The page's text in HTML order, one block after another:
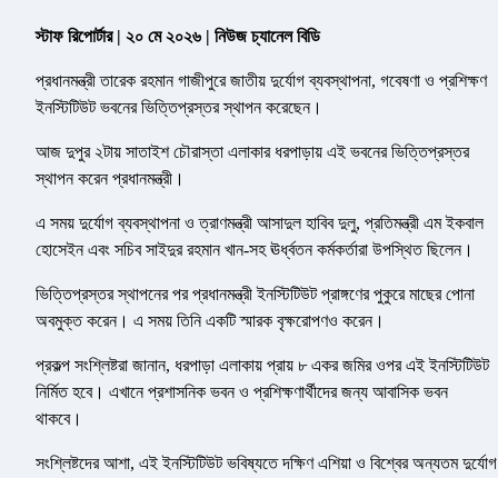
স্টাফ রিপোর্টার | ২০ মে ২০২৬ | নিউজ চ্যানেল বিডি
প্রধানমন্ত্রী তারেক রহমান গাজীপুরে জাতীয় দুর্যোগ ব্যবস্থাপনা, গবেষণা ও প্রশিক্ষণ
ইনস্টিটিউট ভবনের ভিত্তিপ্রস্তর স্থাপন করেছেন।
আজ দুপুর ২টায় সাতাইশ চৌরাস্তা এলাকার ধরপাড়ায় এই ভবনের ভিত্তিপ্রস্তর
স্থাপন করেন প্রধানমন্ত্রী।
এ সময় দুর্যোগ ব্যবস্থাপনা ও ত্রাণমন্ত্রী আসাদুল হাবিব দুলু, প্রতিমন্ত্রী এম ইকবাল
হোসেইন এবং সচিব সাইদুর রহমান খান-সহ ঊর্ধ্বতন কর্মকর্তারা উপস্থিত ছিলেন।
ভিত্তিপ্রস্তর স্থাপনের পর প্রধানমন্ত্রী ইনস্টিটিউট প্রাঙ্গণের পুকুরে মাছের পোনা
অবমুক্ত করেন। এ সময় তিনি একটি স্মারক বৃক্ষরোপণও করেন।
প্রকল্প সংশ্লিষ্টরা জানান, ধরপাড়া এলাকায় প্রায় ৮ একর জমির ওপর এই ইনস্টিটিউট
নির্মিত হবে। এখানে প্রশাসনিক ভবন ও প্রশিক্ষণার্থীদের জন্য আবাসিক ভবন
থাকবে।
সংশ্লিষ্টদের আশা, এই ইনস্টিটিউট ভবিষ্যতে দক্ষিণ এশিয়া ও বিশ্বের অন্যতম দুর্যোগ